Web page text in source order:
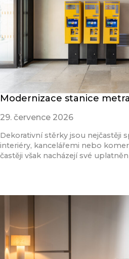
Modernizace stanice
29. července 2026
Dekorativní stěrky jsou nejčastěji
interiéry, kancelářemi nebo
častěji však nacházejí své